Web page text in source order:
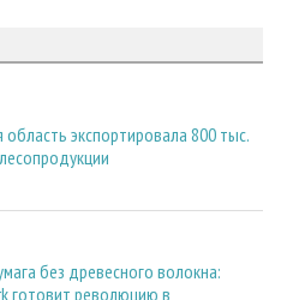
экспортировала 800 тыс.
без древесного волокна:
готовит революцию в